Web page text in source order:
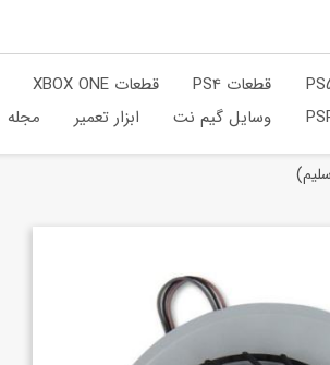
قطعات PS4 قطعات XBOX ONE
وسایل گیم نت ابزار تعمیر مجله